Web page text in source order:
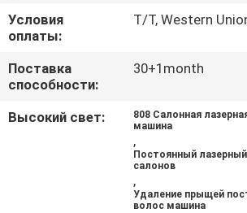
PRIVACY
Условия
оплаты:
T/T, Western
Поставка
способности:
30+1month
Высокий свет:
808 Салонная
машина
,
Постоянный
салонов
,
Удаление прыщей
волос машина